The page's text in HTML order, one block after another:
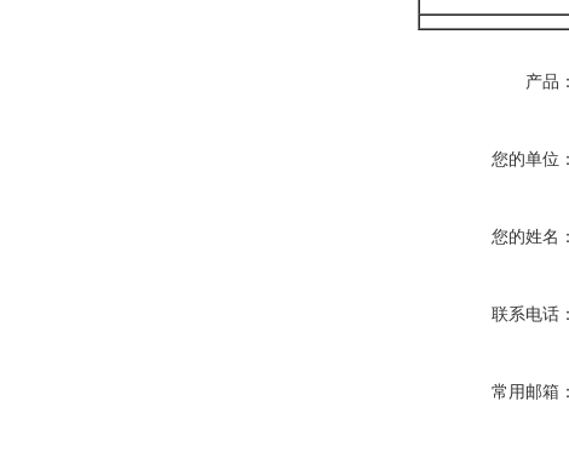
产品：
您的单位：
您的姓名：
联系电话：
常用邮箱：